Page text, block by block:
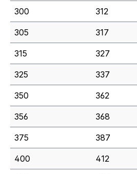
300 312
305 317
315 327
325 337
350 362
356 368
375 387
400 412